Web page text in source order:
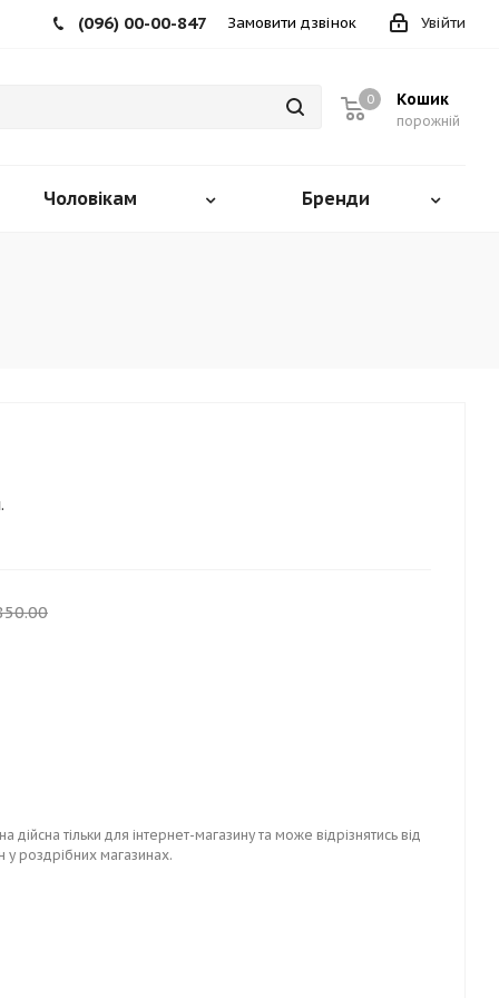
Увійти
(096) 00-00-847 Замовити дзвінок
Кошик
порожній
0
Чоловікам Бренди
дійсна тільки для інтернет-магазину та може відрізнятись від
у роздрібних магазинах.